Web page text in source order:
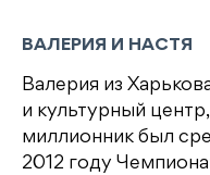
ВАЛЕРИЯ И НАСТЯ
Валерия из
и культурный
миллионник был
2012 году